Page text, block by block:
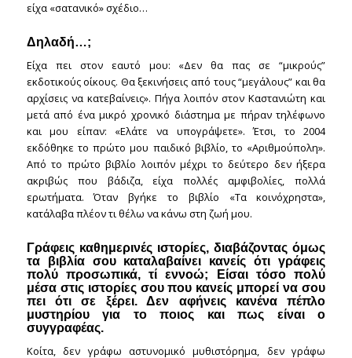
είχα «σατανικό» σχέδιο…
Δηλαδή…;
Είχα πει στον εαυτό μου: «Δεν θα πας σε “μικρούς”
εκδοτικούς οίκους. Θα ξεκινήσεις από τους “μεγάλους” και θα
αρχίσεις να κατεβαίνεις». Πήγα λοιπόν στον Καστανιώτη και
μετά από ένα μικρό χρονικό διάστημα με πήραν τηλέφωνο
και μου είπαν: «Ελάτε να υπογράψετε». Έτσι, το 2004
εκδόθηκε το πρώτο μου παιδικό βιβλίο, το «Αριθμούπολη».
Από το πρώτο βιβλίο λοιπόν μέχρι το δεύτερο δεν ήξερα
ακριβώς που βάδιζα, είχα πολλές αμφιβολίες, πολλά
ερωτήματα. Όταν βγήκε το βιβλίο «Τα κοινόχρηστα»,
κατάλαβα πλέον τι θέλω να κάνω στη ζωή μου.
Γράφεις καθημερινές ιστορίες, διαβάζοντας όμως
τα βιβλία σου καταλαβαίνει κανείς ότι γράφεις
πολύ προσωπικά, τί εννοώ; Είσαι τόσο πολύ
μέσα στις ιστορίες σου που κανείς μπορεί να σου
πει ότι σε ξέρει. Δεν αφήνεις κανένα πέπλο
μυστηρίου για το ποιος και πως είναι ο
συγγραφέας.
Κοίτα, δεν γράφω αστυνομικό μυθιστόρημα, δεν γράφω